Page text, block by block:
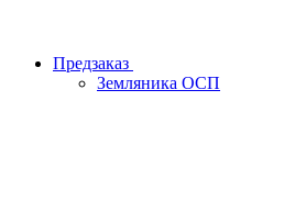
Предзаказ
Земляника ОСП